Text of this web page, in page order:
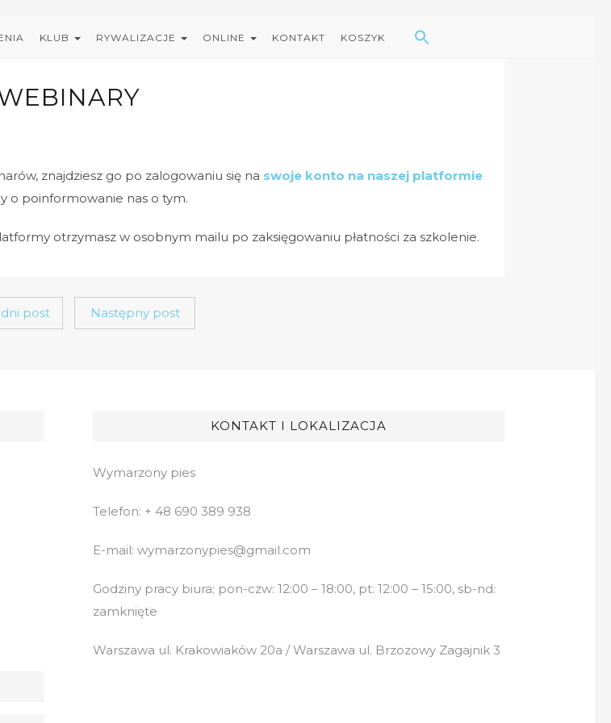
KLUB RYWALIZACJE ONLINE KONTAKT KOSZYK
Search
for:
znajdziesz go po zalogowaniu się na swoje konto na naszej platformie
o poinformowanie nas o tym.
otrzymasz w osobnym mailu po zaksięgowaniu płatności za szkolenie.
post Następny post
KONTAKT I LOKALIZACJA
Wymarzony pies
Telefon: + 48 690 389 938
E-mail: wymarzonypies@gmail.com
Godziny pracy biura: pon-czw: 12:00 – 18:00, pt: 12:00 – 15:00, sb-nd:
zamknięte
Warszawa ul. Krakowiaków 20a / Warszawa ul. Brzozowy Zagajnik 3